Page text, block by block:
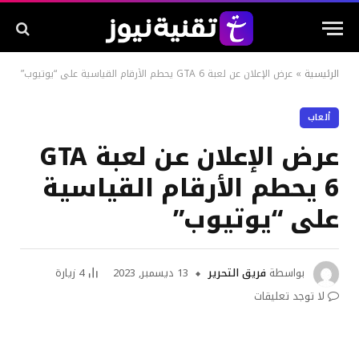
الرئيسية » عرض الإعلان عن لعبة GTA 6 يحطم الأرقام القياسية على “يوتيوب”
ألعاب
عرض الإعلان عن لعبة GTA
6 يحطم الأرقام القياسية
على “يوتيوب”
بواسطة فريق التحرير 13 ديسمبر, 2023 4 زيارة
لا توجد تعليقات